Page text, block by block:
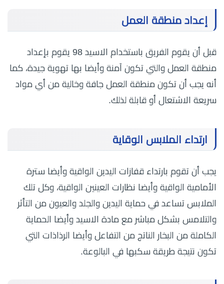
إعداد منطقة العمل
قبل أن يقوم الفريق باستخدام الاسيد 98 يقوم بإعداد
منطقة العمل والتي تكون آمنة وأيضا بها تهوية جيدة، كما
أنه يجب أن تكون منطقة العمل جافة وخالية من أي مواد
سريعة الاشتعال أو قابلة لذلك.
ارتداء الملابس الوقاية
يجب أن تقوم بارتداء قفازات اليدين الواقية وأيضا سترة
الأمامية الواقية وأيضا نظارات العينين الواقية، وكل تلك
الملابس تساعد في حماية اليدين والجلد والعيون من التأثر
والتلامس بشكل مباشر مع مادة الاسيد وأيضا الحماية
الكاملة من البخار الناتج من التفاعل وأيضا الرذاذات التي
تكون نتيجة طريقة سكبها في البالوعة.